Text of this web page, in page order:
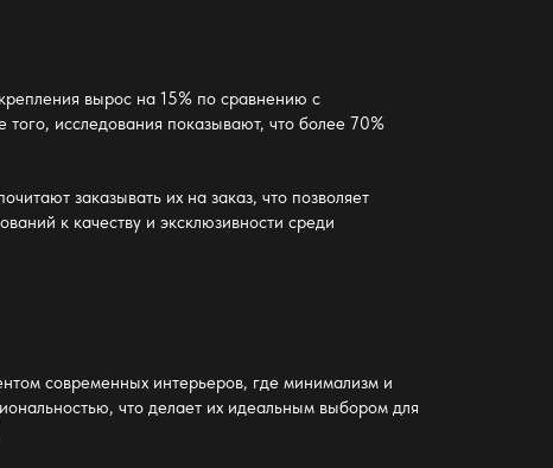
вырос на 15% по сравнению с
исследования показывают, что более 70%
заказывать их на заказ, что позволяет
к качеству и эксклюзивности среди
современных интерьеров, где минимализм и
что делает их идеальным выбором для